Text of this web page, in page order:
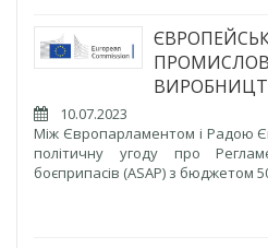
10.07.2023
Між Європарламентом і Радою
політичну угоду про
боєприпасів (ASAP) з бюджетом